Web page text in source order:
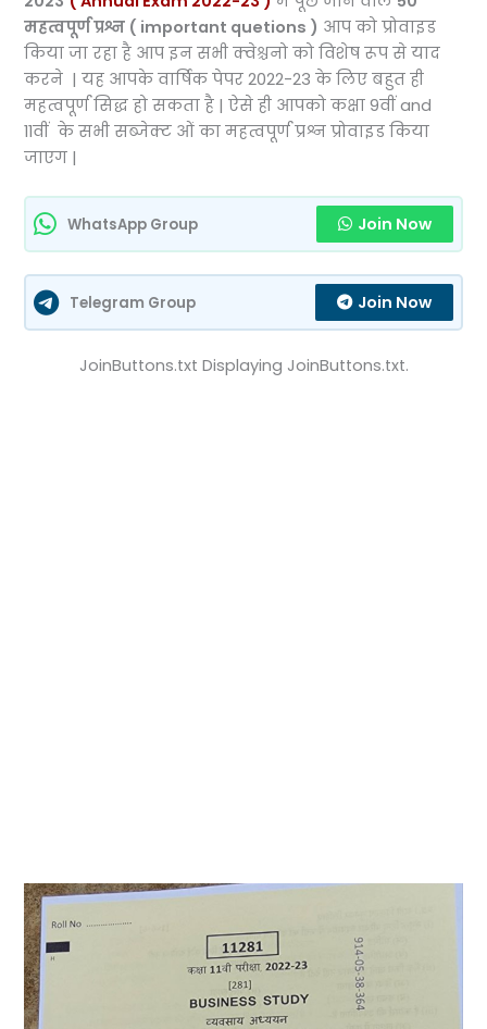
महत्वपूर्ण प्रश्न ( important quetions ) आप को प्रोवाइड
किया जा रहा है आप इन सभी क्वेश्चनो को विशेष रूप से याद
करने | यह आपके वार्षिक पेपर 2022-23 के लिए बहुत ही
महत्वपूर्ण सिद्ध हो सकता है | ऐसे ही आपको कक्षा 9वीं and
11वीं के सभी सब्जेक्ट ओं का महत्वपूर्ण प्रश्न प्रोवाइड किया
जाएग |
WhatsApp Group Join Now
Telegram Group Join Now
JoinButtons.txt Displaying JoinButtons.txt.